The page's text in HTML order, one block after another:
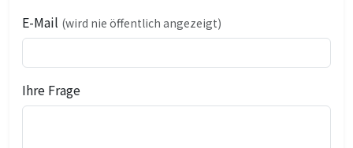
E-Mail (wird nie öffentlich angezeigt)
Ihre Frage